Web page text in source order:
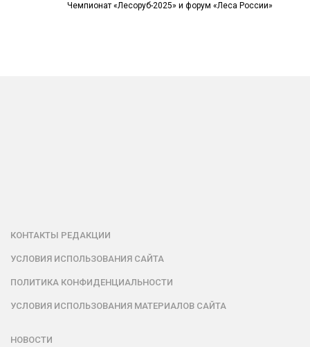
Чемпионат «Лесоруб-2025» и форум «Леса России»
КОНТАКТЫ РЕДАКЦИИ
УСЛОВИЯ ИСПОЛЬЗОВАНИЯ САЙТА
ПОЛИТИКА КОНФИДЕНЦИАЛЬНОСТИ
УСЛОВИЯ ИСПОЛЬЗОВАНИЯ МАТЕРИАЛОВ САЙТА
НОВОСТИ